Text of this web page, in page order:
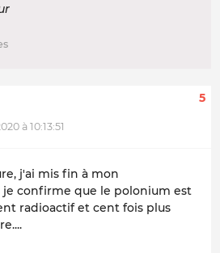
à 10:13:51
5
j'ai mis fin à mon
confirme que le polonium est
radioactif et cent fois plus